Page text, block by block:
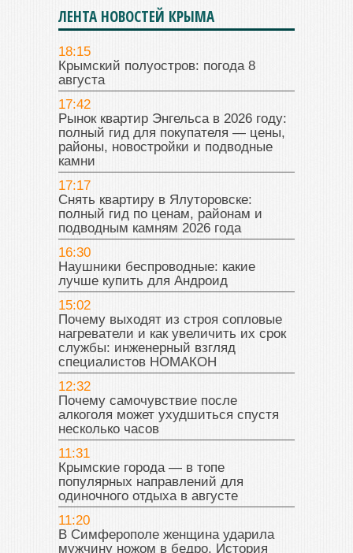
ЛЕНТА НОВОСТЕЙ КРЫМА
18:15
Крымский полуостров: погода 8
августа
17:42
Рынок квартир Энгельса в 2026 году:
полный гид для покупателя — цены,
районы, новостройки и подводные
камни
17:17
Снять квартиру в Ялуторовске:
полный гид по ценам, районам и
подводным камням 2026 года
16:30
Наушники беспроводные: какие
лучше купить для Андроид
15:02
Почему выходят из строя сопловые
нагреватели и как увеличить их срок
службы: инженерный взгляд
специалистов НОМАКОН
12:32
Почему самочувствие после
алкоголя может ухудшиться спустя
несколько часов
11:31
Крымские города — в топе
популярных направлений для
одиночного отдыха в августе
11:20
В Симферополе женщина ударила
мужчину ножом в бедро. История